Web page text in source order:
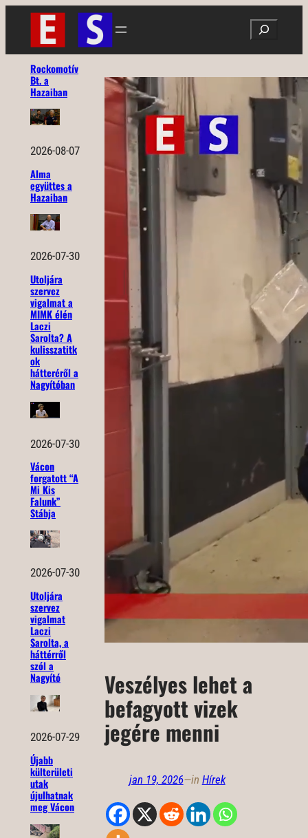
Ugrás
tartalomhoz
Search
Rockomotív
Bt. a
Hazaiban
2026-08-07
Alma
együttes a
Hazaiban
2026-07-30
Utoljára
szervez
vigalmat a
MIMK élén
Laczi
Sarolta? A
kulisszatitk
ok
hátteréről a
Nagyítóban
2026-07-30
Vácon
forgatott “A
Mi Kis
Falunk”
Stábja
2026-07-30
Utoljára
szervez
vigalmat
Laczi
Sarolta, a
háttérről
szól a
Nagyító
2026-07-29
Újabb
külterületi
utak
újulhatnak
meg Vácon
Veszélyes lehet a
befagyott vizek
jegére menni
jan 19, 2026—in Hírek